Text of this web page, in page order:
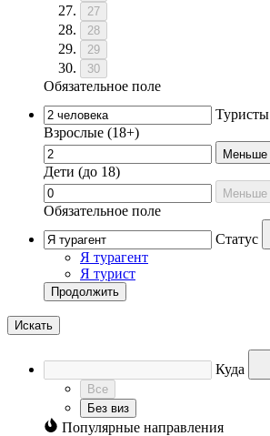
27
28
29
30
Обязательное поле
Туристы
Взрослые (18+)
Меньше
Дети (до 18)
Меньше
Обязательное поле
Статус
Я турагент
Я турист
Продолжить
Искать
Куда
Все
Без виз
Популярные направления